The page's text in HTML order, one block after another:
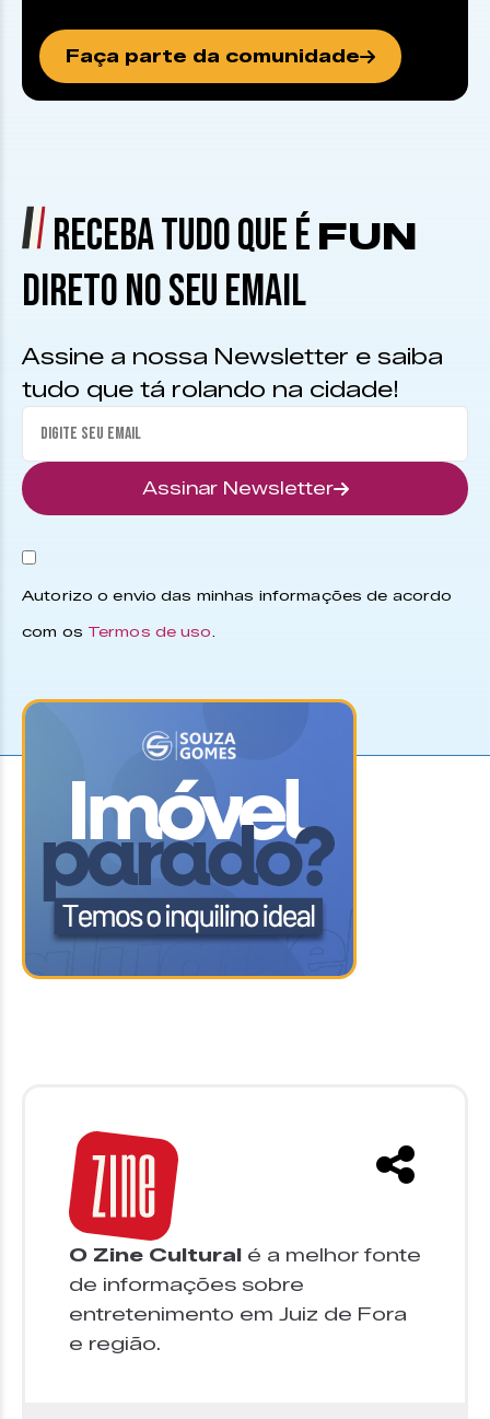
Faça parte da comunidade
RECEBA TUDO QUE É FUN
DIRETO NO SEU EMAIL
Assine a nossa Newsletter e saiba
tudo que tá rolando na cidade!
Assinar Newsletter
Autorizo o envio das minhas informações de acordo
com os Termos de uso.
O Zine Cultural é a melhor fonte
de informações sobre
entretenimento em Juiz de Fora
e região.